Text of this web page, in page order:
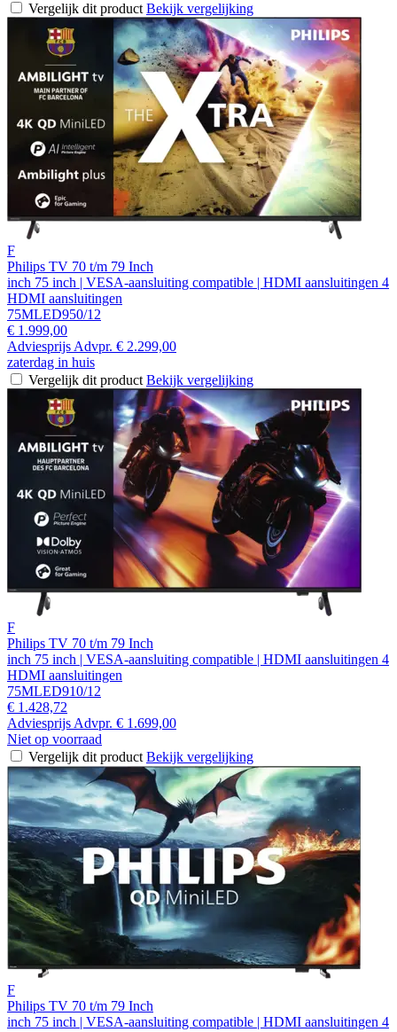
Vergelijk dit product Bekijk vergelijking
F
Philips TV 70 t/m 79 Inch
inch 75 inch | VESA-aansluiting compatible | HDMI aansluitingen 4
HDMI aansluitingen
75MLED950/12
€ 1.999,00
Adviesprijs Advpr. € 2.299,00
zaterdag in huis
Vergelijk dit product Bekijk vergelijking
F
Philips TV 70 t/m 79 Inch
inch 75 inch | VESA-aansluiting compatible | HDMI aansluitingen 4
HDMI aansluitingen
75MLED910/12
€ 1.428,72
Adviesprijs Advpr. € 1.699,00
Niet op voorraad
Vergelijk dit product Bekijk vergelijking
F
Philips TV 70 t/m 79 Inch
inch 75 inch | VESA-aansluiting compatible | HDMI aansluitingen 4